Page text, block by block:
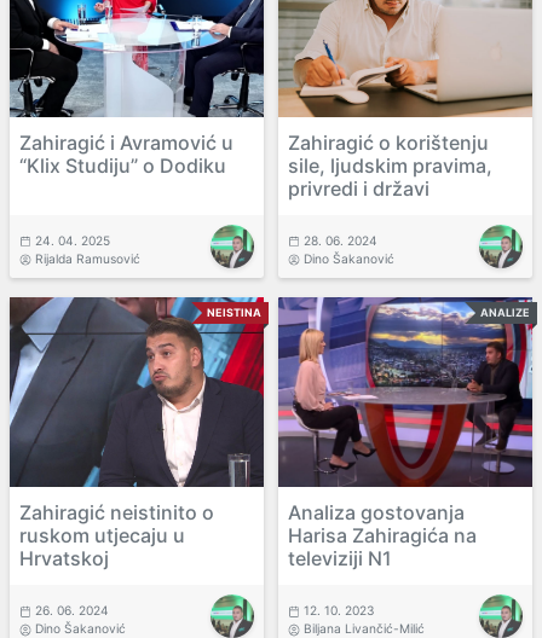
Zahiragić i Avramović u
“Klix Studiju” o Dodiku
24. 04. 2025
Rijalda Ramusović
Zahiragić o korištenju
sile, ljudskim pravima,
privredi i državi
28. 06. 2024
Dino Šakanović
NEISTINA
Zahiragić neistinito o
ruskom utjecaju u
Hrvatskoj
26. 06. 2024
Dino Šakanović
ANALIZE
Analiza gostovanja
Harisa Zahiragića na
televiziji N1
12. 10. 2023
Biljana Livančić-Milić